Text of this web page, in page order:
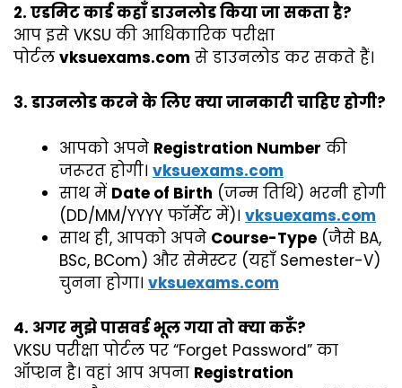
2. एडमिट कार्ड कहाँ डाउनलोड किया जा सकता है?
आप इसे VKSU की आधिकारिक परीक्षा
पोर्टल vksuexams.com से डाउनलोड कर सकते हैं।
3. डाउनलोड करने के लिए क्या जानकारी चाहिए होगी?
आपको अपने Registration Number की
जरूरत होगी। vksuexams.com
साथ में Date of Birth (जन्म तिथि) भरनी होगी
(DD/MM/YYYY फॉर्मेट में)। vksuexams.com
साथ ही, आपको अपने Course-Type (जैसे BA,
BSc, BCom) और सेमेस्टर (यहाँ Semester-V)
चुनना होगा। vksuexams.com
4. अगर मुझे पासवर्ड भूल गया तो क्या करूँ?
VKSU परीक्षा पोर्टल पर “Forget Password” का
ऑप्शन है। वहां आप अपना Registration